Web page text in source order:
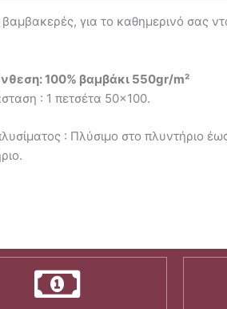
για το καθημερινό σας
100% βαμβάκι 550gr/m²
: 1 πετσέτα 50×100.
: Πλύσιμο στο πλυντήριο